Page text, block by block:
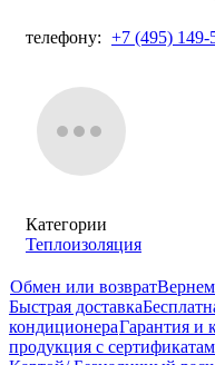
телефону: +7 (495) 149-
Категории
Теплоизоляция
Обмен или возврат
Быстрая доставка
кондиционераГарантия и
продукция с